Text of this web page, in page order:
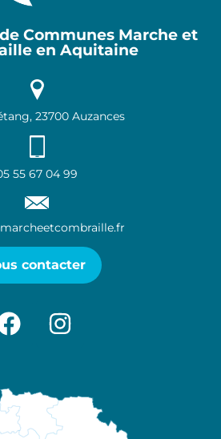
Communes Marche et
en Aquitaine
23700 Auzances
55 67 04 99
contacter